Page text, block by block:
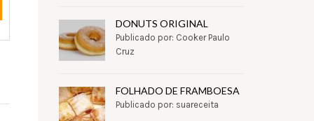
DONUTS ORIGINAL
Publicado por: Cooker Paulo
Cruz
FOLHADO DE FRAMBOESA
Publicado por: suareceita